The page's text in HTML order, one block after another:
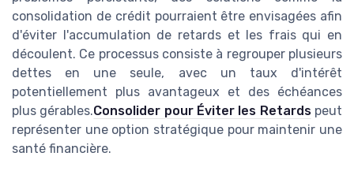
consolidation de crédit pourraient être envisagées afin
d'éviter l'accumulation de retards et les frais qui en
découlent. Ce processus consiste à regrouper plusieurs
dettes en une seule, avec un taux d'intérêt
potentiellement plus avantageux et des échéances
plus gérables.Consolider pour Éviter les Retardspeut
représenter une option stratégique pour maintenir une
santé financière.